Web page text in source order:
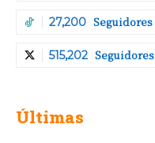
27,200 Seguidores
515,202 Seguidores
Últimas